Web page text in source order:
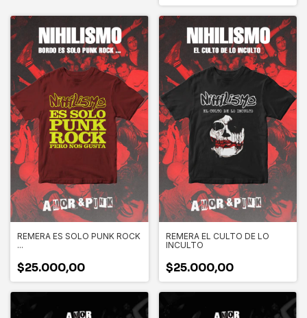
REMERA ES SOLO PUNK ROCK
...
$25.000,00
REMERA EL CULTO DE LO
INCULTO
$25.000,00